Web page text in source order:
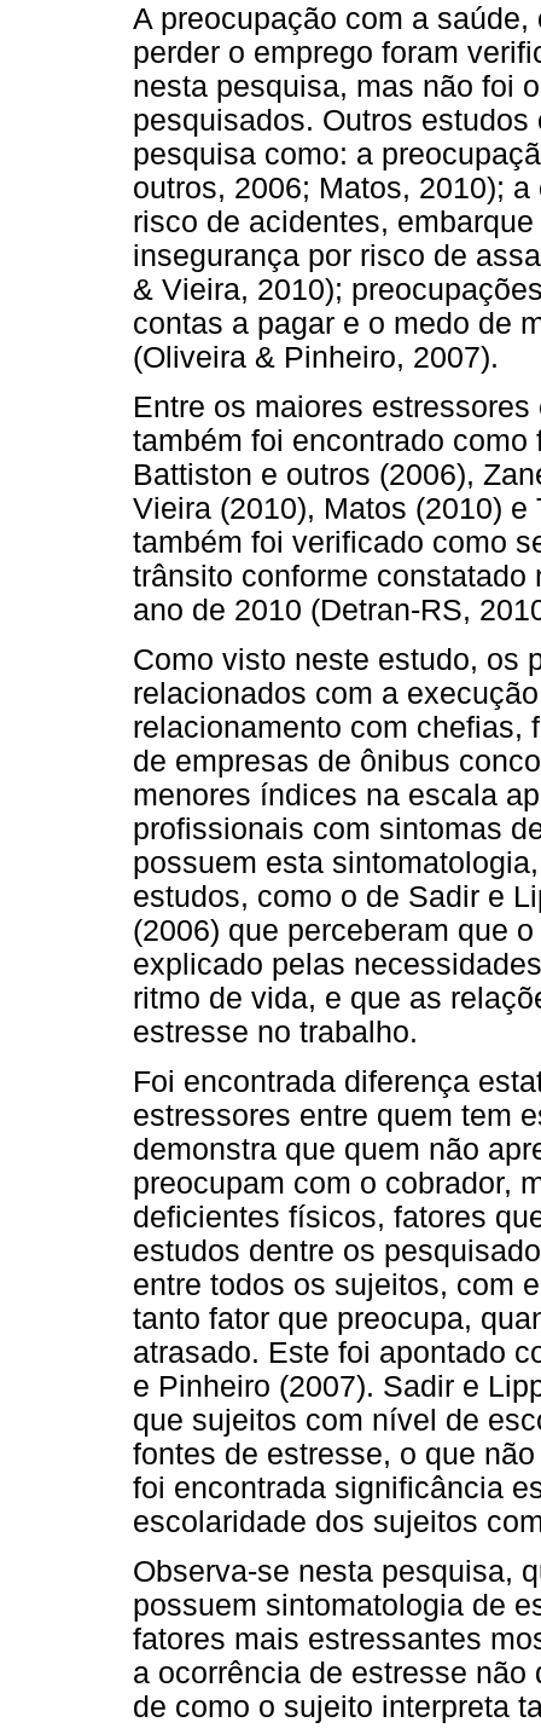
A preocupação com a
perder o emprego foram
nesta pesquisa, mas não foi
pesquisados. Outros
pesquisa como: a
outros, 2006; Matos, 2010);
risco de acidentes,
insegurança por risco de
& Vieira, 2010);
contas a pagar e o medo de
(Oliveira & Pinheiro, 2007).
Entre os maiores
também foi encontrado
Battiston e outros (2006),
Vieira (2010), Matos (2010)
também foi verificado como
trânsito conforme
ano de 2010 (Detran-RS,
Como visto neste estudo, os
relacionados com a
relacionamento com chefias,
de empresas de ônibus
menores índices na escala
profissionais com sintomas
possuem esta
estudos, como o de Sadir e
(2006) que perceberam que
explicado pelas
ritmo de vida, e que as
estresse no trabalho.
Foi encontrada diferença
estressores entre quem tem
demonstra que quem não
preocupam com o cobrador,
deficientes físicos, fatores
estudos dentre os
entre todos os sujeitos, com
tanto fator que preocupa,
atrasado. Este foi apontado
e Pinheiro (2007). Sadir e
que sujeitos com nível de
fontes de estresse, o que
foi encontrada significância
escolaridade dos sujeitos
Observa-se nesta pesquisa,
possuem sintomatologia de
fatores mais estressantes
a ocorrência de estresse
de como o sujeito interpreta